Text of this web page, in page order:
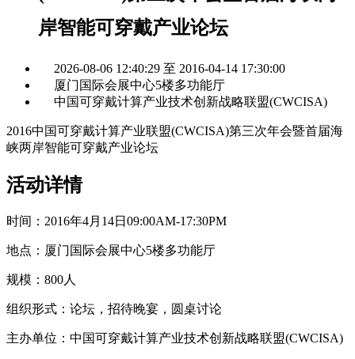
岸智能可穿戴产业论坛
2026-08-06 12:40:29 至 2016-04-14 17:30:00
厦门国际会展中心5楼多功能厅
中国可穿戴计算产业技术创新战略联盟(CWCISA)
2016中国可穿戴计算产业联盟(CWCISA)第三次年会暨首届海
峡两岸智能可穿戴产业论坛
活动详情
时间：2016年4月14日09:00AM-17:30PM
地点：厦门国际会展中心5楼多功能厅
规模：800人
组织形式：论坛，招待晚宴，圆桌讨论
主办单位：中国可穿戴计算产业技术创新战略联盟(CWCISA)